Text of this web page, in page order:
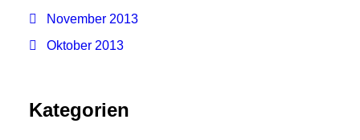
November 2013
Oktober 2013
Kategorien